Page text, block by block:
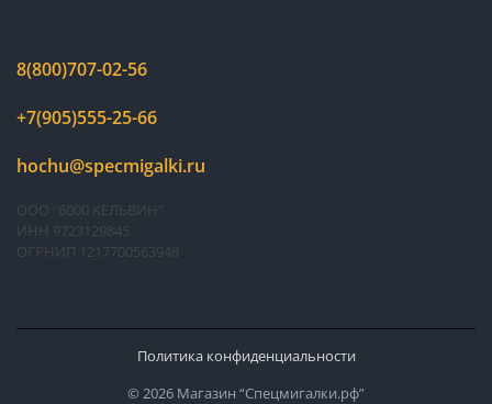
8(800)707-02-56
+7(905)555-25-66
hochu@specmigalki.ru
ООО "6000 КЕЛЬВИН"
ИНН 9723129845
ОГРНИП 1217700563948
Политика конфиденциальности
© 2026 Магазин “Спецмигалки.рф”